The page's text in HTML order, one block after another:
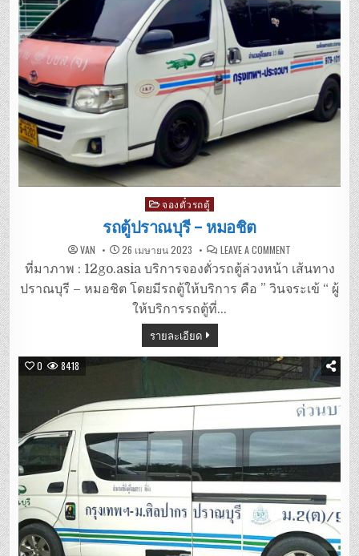
Posted
in
จองตั๋วรถตู้
รถตู้ปราณบุรี – หมอชิต
VAN 26 เมษายน 2023 LEAVE A COMMENT
ตู้
ปราณบุรี
–
หมอชิต
ที่มาภาพ : 12go.asia บริการจองตั่วรถตู้ล่วงหน้า เส้นทาง
ปราณบุรี – หมอชิต โดยมีรถตู้ให้บริการ คือ ” วินจระเข้ “ ผู้
ให้บริการรถตู้ที่…
รายละเอียด
0 8418